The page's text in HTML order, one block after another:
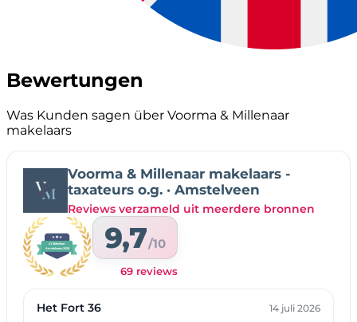
Bewertungen
Was Kunden sagen über Voorma & Millenaar
makelaars